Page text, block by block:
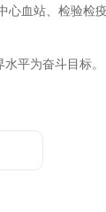
血站、检验检疫
平为奋斗目标。